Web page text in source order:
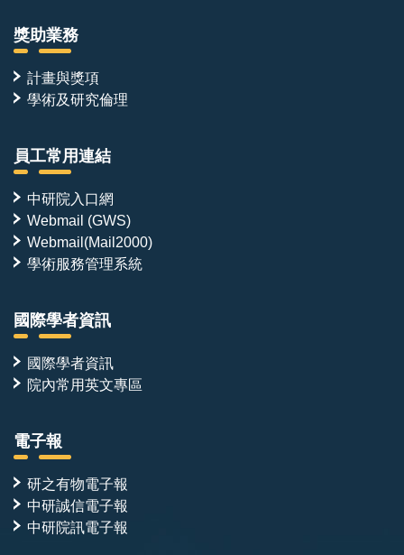
獎助業務
計畫與獎項
學術及研究倫理
員工常用連結
中研院入口網
Webmail (GWS)
Webmail(Mail2000)
學術服務管理系統
國際學者資訊
國際學者資訊
院內常用英文專區
電子報
研之有物電子報
中研誠信電子報
中研院訊電子報